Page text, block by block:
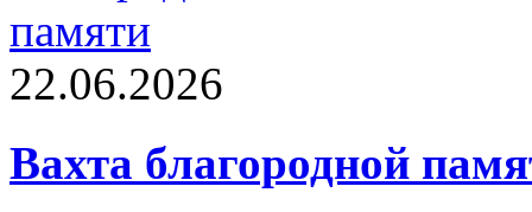
22.06.2026
Вахта благородной